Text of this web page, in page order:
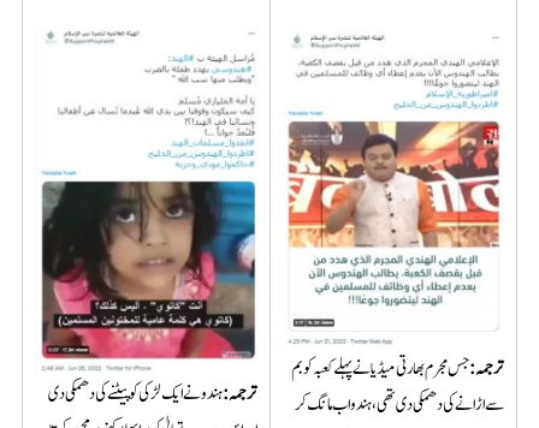
ترجمہ:جس مجرم بھارتی میڈیا نے پہلے کعبہ کو بم
سے اڑانے کی دھمکی دی تھی، ہندو اب مانگ کر
ترجمہ:ہندو نے ایک لڑکی کوپیٹنے کی دھمکی دی